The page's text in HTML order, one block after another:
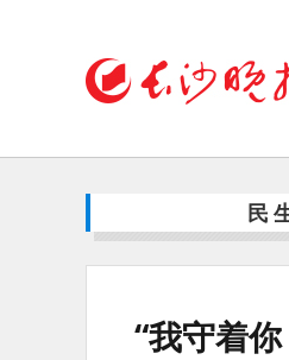
民
“我守着